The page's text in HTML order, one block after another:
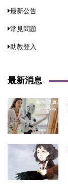
最新公告
常見問題
助教登入
最新消息